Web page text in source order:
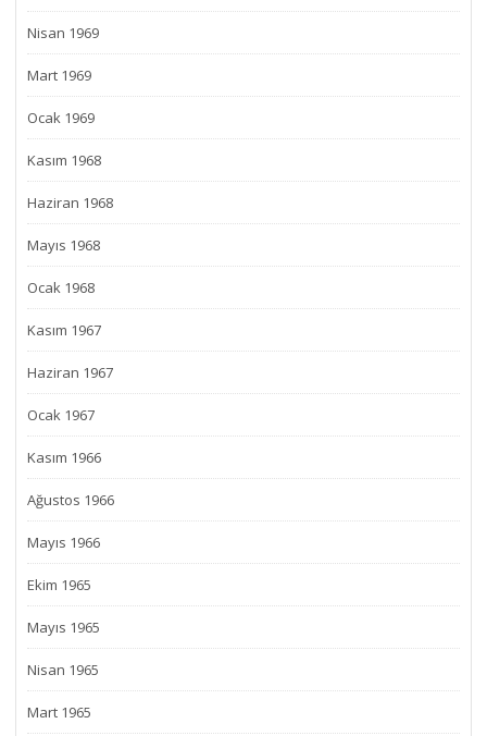
Nisan 1969
Mart 1969
Ocak 1969
Kasım 1968
Haziran 1968
Mayıs 1968
Ocak 1968
Kasım 1967
Haziran 1967
Ocak 1967
Kasım 1966
Ağustos 1966
Mayıs 1966
Ekim 1965
Mayıs 1965
Nisan 1965
Mart 1965